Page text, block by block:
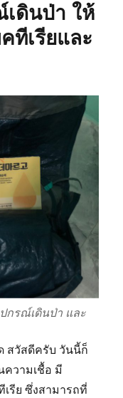
เดินป่า ให้
ทีเรียและ
กรณ์เดินป่า และ
สวัสดีครับ วันนี้ก็
ความเชื้อ มี
รีย ซึ่งสามารถที่